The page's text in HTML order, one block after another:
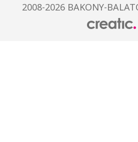
2008-2026 BAKONY-